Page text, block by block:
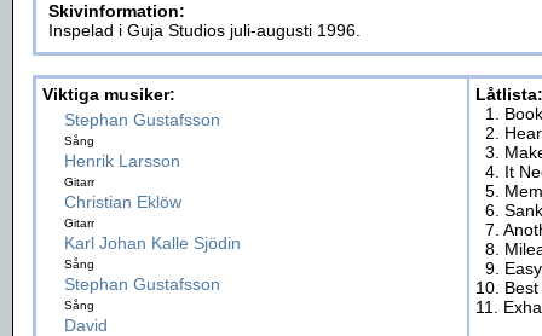
Skivinformation:
Inspelad i Guja Studios juli-augusti 1996.
Viktiga musiker:
Stephan Gustafsson
Sång
Henrik Larsson
Gitarr
Christian Eklöw
Gitarr
Karl Johan Kalle Sjödin
Sång
Stephan Gustafsson
Sång
David
Låtlista:
1.
2.
3.
4. It
5.
6.
7.
8.
9. Easy
10.
11.